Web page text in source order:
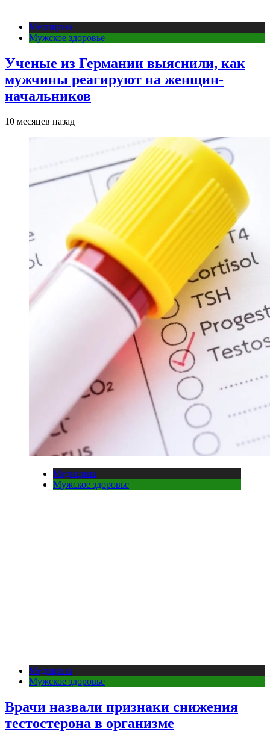
Медицина
Мужское здоровье
Ученые из Германии выяснили, как
мужчины реагируют на женщин-
начальников
10 месяцев назад
Медицина
Мужское здоровье
Медицина
Мужское здоровье
Врачи назвали признаки снижения
тестостерона в организме